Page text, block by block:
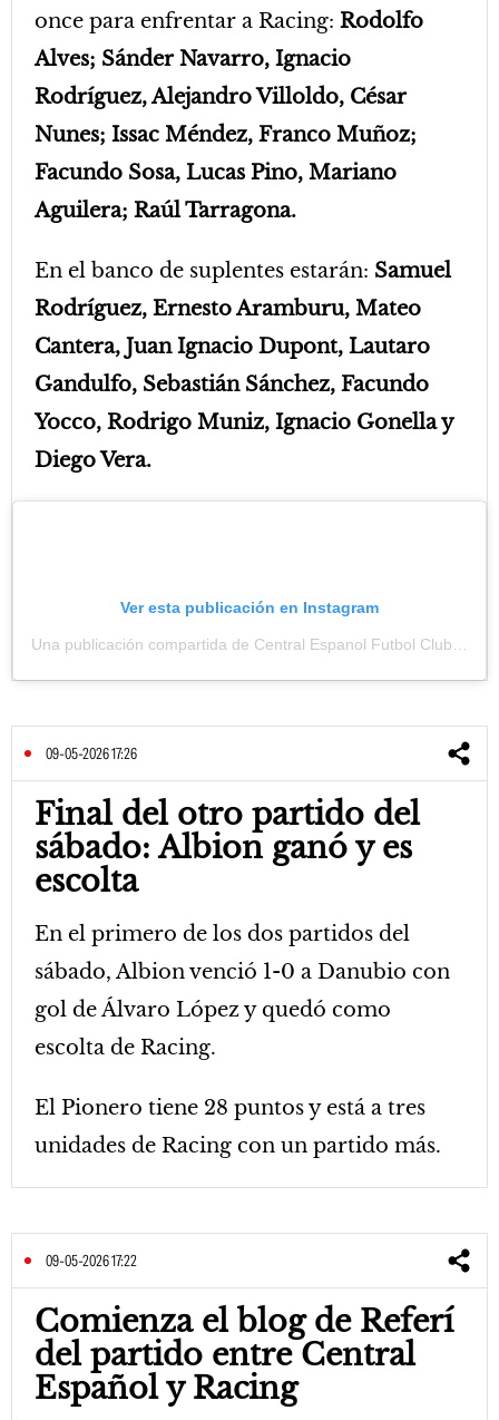
once para enfrentar a Racing: Rodolfo
Alves; Sánder Navarro, Ignacio
Rodríguez, Alejandro Villoldo, César
Nunes; Issac Méndez, Franco Muñoz;
Facundo Sosa, Lucas Pino, Mariano
Aguilera; Raúl Tarragona.
En el banco de suplentes estarán: Samuel
Rodríguez, Ernesto Aramburu, Mateo
Cantera, Juan Ignacio Dupont, Lautaro
Gandulfo, Sebastián Sánchez, Facundo
Yocco, Rodrigo Muniz, Ignacio Gonella y
Diego Vera.
Ver esta publicación en Instagram
09-05-2026 17:26
Final del otro partido del
sábado: Albion ganó y es
escolta
En el primero de los dos partidos del
sábado, Albion venció 1-0 a Danubio con
gol de Álvaro López y quedó como
escolta de Racing.
El Pionero tiene 28 puntos y está a tres
unidades de Racing con un partido más.
09-05-2026 17:22
Comienza el blog de Referí
del partido entre Central
Español y Racing